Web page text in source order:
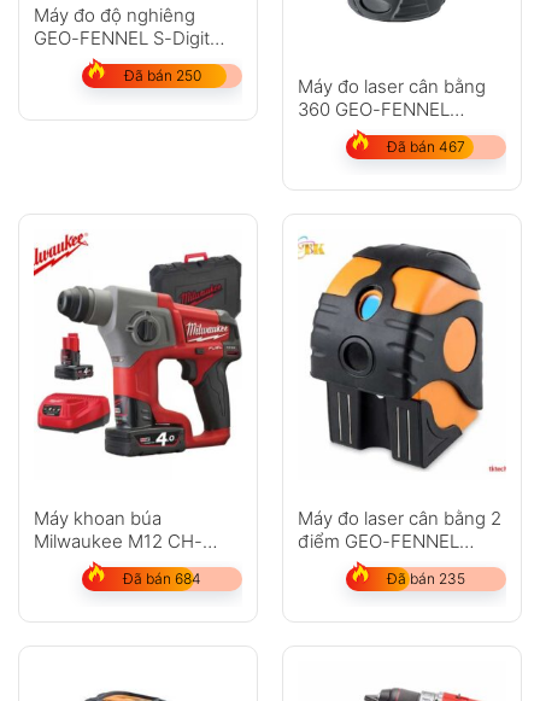
Máy đo độ nghiêng
GEO-FENNEL S-Digit
Đã bán 250
Máy đo laser cân bằng
360 GEO-FENNEL
LinerPointer
Đã bán 467
Máy khoan búa
Milwaukee M12 CH-
Đã bán 684
Máy đo laser cân bằng 2
điểm GEO-FENNEL
Duo-Pointer
Đã bán 235